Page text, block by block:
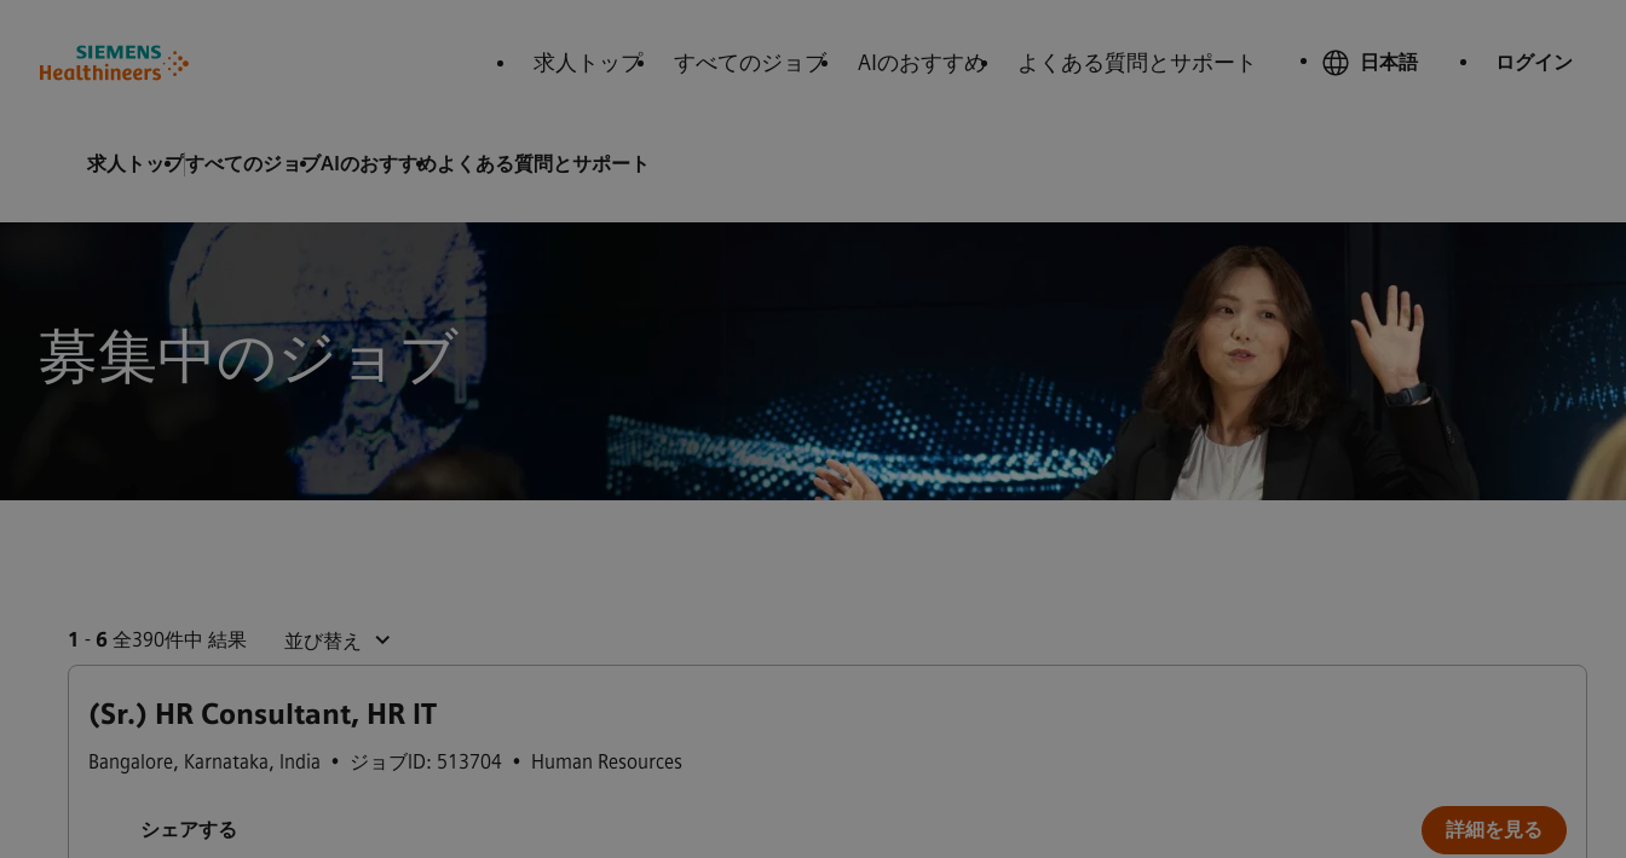
求人トップ すべてのジョブ AIのおすすめ よくある質問とサポート 日本語 ログイン
求人トップすべてのジョブAIのおすすめよくある質問とサポート
募集中のジョブ
1 - 6 全390件中 結果 並び替え
(Sr.) HR Consultant, HR IT
Bangalore, Karnataka, India • ジョブID: 513704 • Human Resources
シェアする 詳細を見る